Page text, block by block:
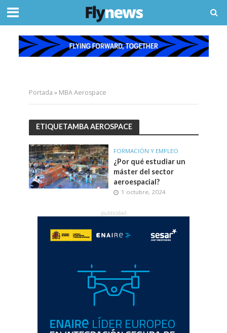
Portada » MBA Aerospace
ETIQUETAMBA AEROSPACE
FORMACIÓN Y EMPLEO
¿Por qué estudiar un
máster del sector
aeroespacial?
1 octubre, 2024